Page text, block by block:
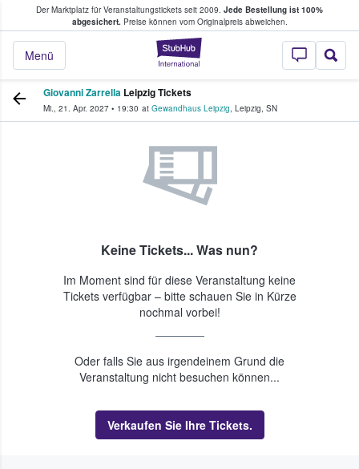
Der Marktplatz für Veranstaltungstickets seit 2009. Jede Bestellung ist 100%
abgesichert.Preise können vom Originalpreis abweichen.
StubHub - Wo
Menü
Tickets kaufen & verkaufen
Giovanni Zarrella Leipzig Tickets
Mi., 21. Apr. 2027 • 19:30 at Gewandhaus Leipzig, Leipzig, SN
Keine Tickets... Was nun?
Im Moment sind für diese Veranstaltung keine
Tickets verfügbar – bitte schauen Sie in Kürze
nochmal vorbei!
Oder falls Sie aus irgendeinem Grund die
Veranstaltung nicht besuchen können...
Verkaufen Sie Ihre Tickets.